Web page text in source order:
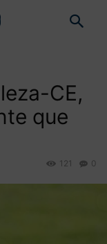
CE,
que
0
121